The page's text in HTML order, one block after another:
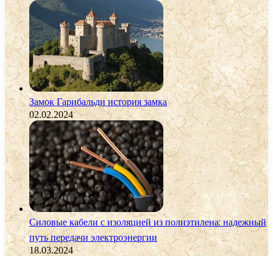
Замок Гарибальди история замка
02.02.2024
Силовые кабели с изоляцией из полиэтилена: надежный
путь передачи электроэнергии
18.03.2024